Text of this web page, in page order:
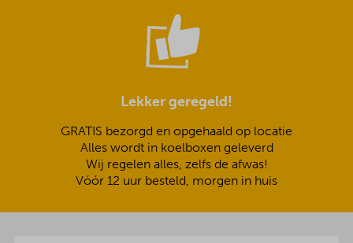
Lekker geregeld!
GRATIS bezorgd en opgehaald op locatie
Alles wordt in koelboxen geleverd
Wij regelen alles, zelfs de afwas!
Vóór 12 uur besteld, morgen in huis